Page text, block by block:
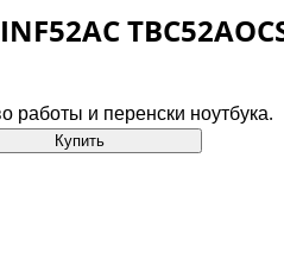
работы и перенски ноутбука.